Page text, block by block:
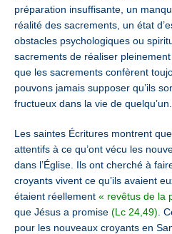
préparation insuffisante, un
réalité des sacrements, un état
obstacles psychologiques ou
sacrements de réaliser
que les sacrements confèrent
pouvons jamais supposer qu’ils
fructueux dans la vie de quelqu’un.
Les saintes Écritures montrent
attentifs à ce qu’ont vécu les
dans l’Église. Ils ont cherché à
croyants vivent ce qu’ils avaient
étaient réellement « revêtus de la
que Jésus a promise (Lc 24,49) .
pour les nouveaux croyants en